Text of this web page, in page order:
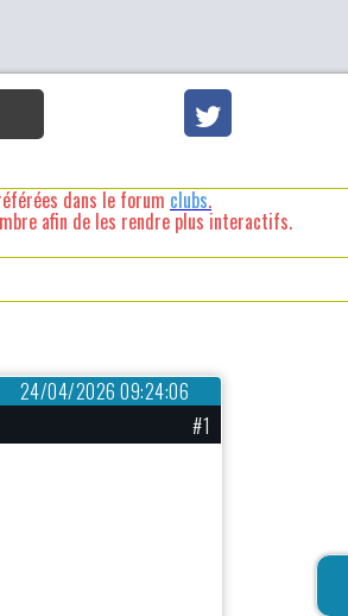
dans le forum clubs.
afin de les rendre plus interactifs.
24/04/2026 09:24:06
#1